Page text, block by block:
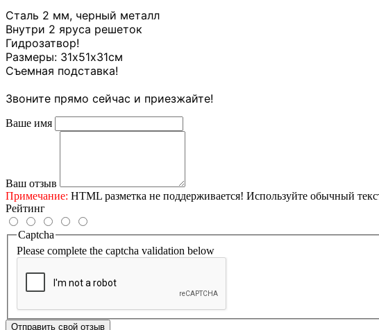
Сталь 2 мм, черный металл
Внутри 2 яруса решеток
Гидрозатвор!
Размеры: 31х51х31см
Съемная подставка!
Звоните прямо сейчас и приезжайте!
Ваше имя
Ваш отзыв
Примечание: HTML разметка не поддерживается! Используйте обычный
Рейтинг
Captcha
Please complete the captcha validation below
Отправить свой отзыв